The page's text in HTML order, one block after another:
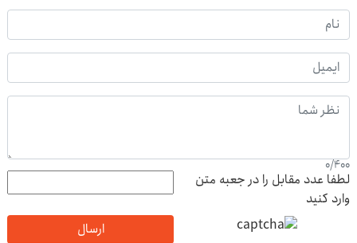
0/400
لطفا عدد مقابل را در جعبه متن
وارد کنید
ارسال